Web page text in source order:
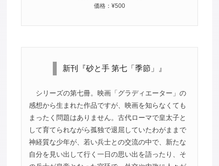
価格：¥500
新刊『砂と手 第七「季節」』
シリーズの第七冊。映画「グラディエーター」の
感想から生まれた作品ですが、映画を知らなくても
まったく問題はありません。古代ローマで皇太子と
して育てられながら孤独で退屈していたわがままで
神経質な少年が、若い兵士との交流の中で、新たな
自分を見い出して行く一日の思い出を語ったり、そ